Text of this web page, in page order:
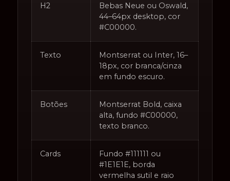
H2
Bebas Neue ou Oswald,
44–64px desktop, cor
#C00000.
Texto
Montserrat ou Inter, 16–
18px, cor branca/cinza
em fundo escuro.
Botões
Montserrat Bold, caixa
alta, fundo #C00000,
texto branco.
Cards
Fundo #111111 ou
#1E1E1E, borda
vermelha sutil e raio